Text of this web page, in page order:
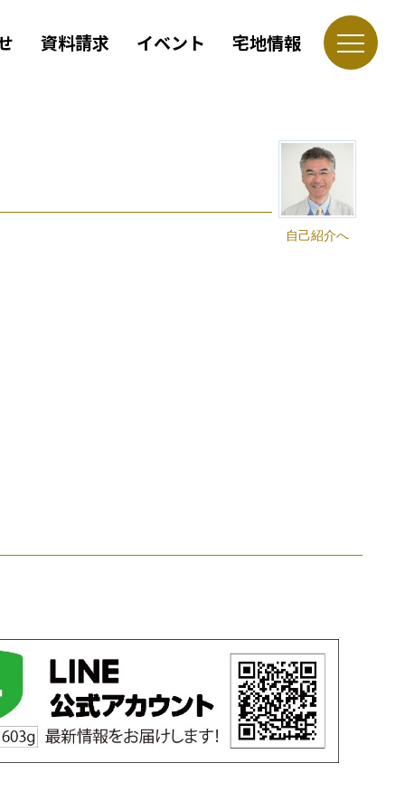
資料請求 イベント 宅地情報
自己紹介へ